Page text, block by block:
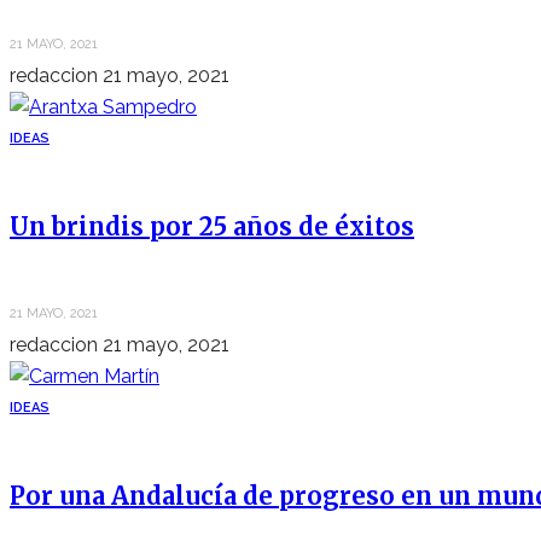
21 MAYO, 2021
redaccion 21 mayo, 2021
IDEAS
Un brindis por 25 años de éxitos
21 MAYO, 2021
redaccion 21 mayo, 2021
IDEAS
Por una Andalucía de progreso en un